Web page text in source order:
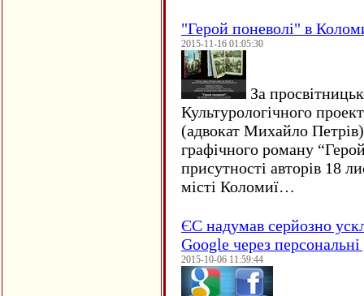
"Герой поневолі" в
2015-11-16 01:05:30
За
Культурологічного
(адвокат Михайло
графічного роману
присутності авторів 18
місті Коломиї…
ЄC надумав серйозно
Google через персональні
2015-10-06 11:59:44